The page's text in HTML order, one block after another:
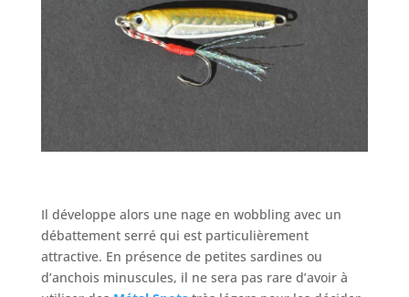
Il développe alors une nage en wobbling avec un
débattement serré qui est particulièrement
attractive. En présence de petites sardines ou
d’anchois minuscules, il ne sera pas rare d’avoir à